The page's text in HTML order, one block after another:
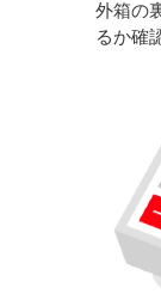
外箱の
るか確